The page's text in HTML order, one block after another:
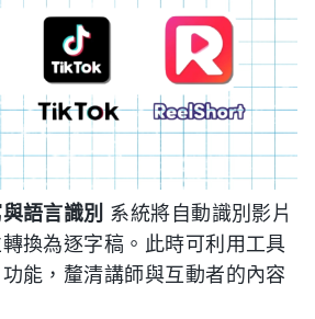
語言識別
系統將自動識別影片
換為逐字稿。此時可利用工具
能，釐清講師與互動者的內容